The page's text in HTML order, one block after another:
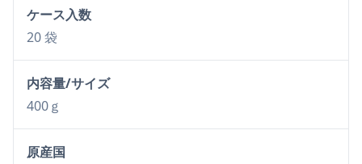
ケース入数
20 袋
内容量/サイズ
400ｇ
原産国